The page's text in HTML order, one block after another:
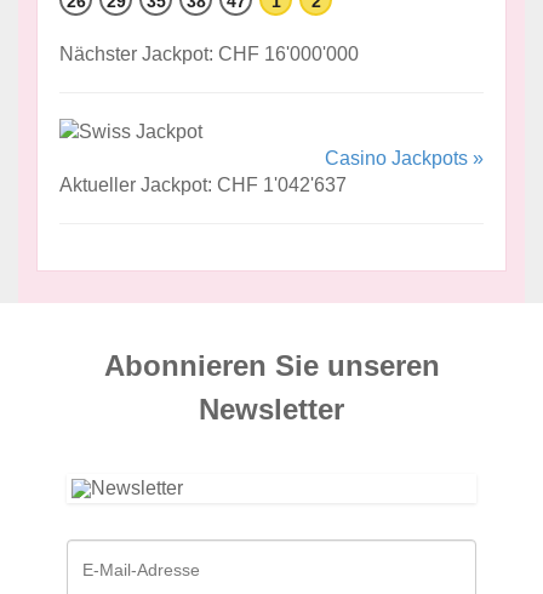
Nächster Jackpot: CHF 16'000'000
Casino Jackpots »
Aktueller Jackpot: CHF 1'042'637
Abonnieren Sie unseren
News­letter